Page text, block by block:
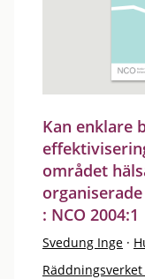
Kan enklare
området
: NCO 2004:1
Svedung Inge ·
Räddningsverket